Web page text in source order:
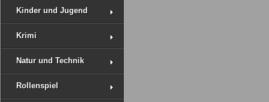
Kinder und Jugend
Krimi
Natur und Technik
Rollenspiel